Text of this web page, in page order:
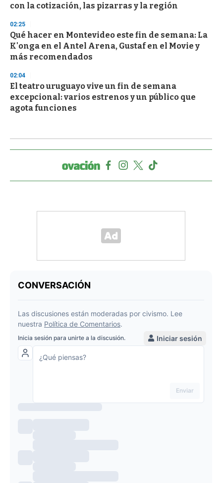
con la cotización, las pizarras y la región
02:25
Qué hacer en Montevideo este fin de semana: La
K'onga en el Antel Arena, Gustaf en el Movie y
más recomendados
02:04
El teatro uruguayo vive un fin de semana
excepcional: varios estrenos y un público que
agota funciones